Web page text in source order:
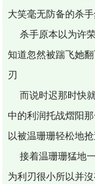
大笑毫无防备的杀
杀手原本以为许
知道忽然被踹飞她
刃
而说时迟那时快
中的利润托战熠阳
以被温珊珊轻松地
接着温珊珊猛地一
为利刃很小所以并